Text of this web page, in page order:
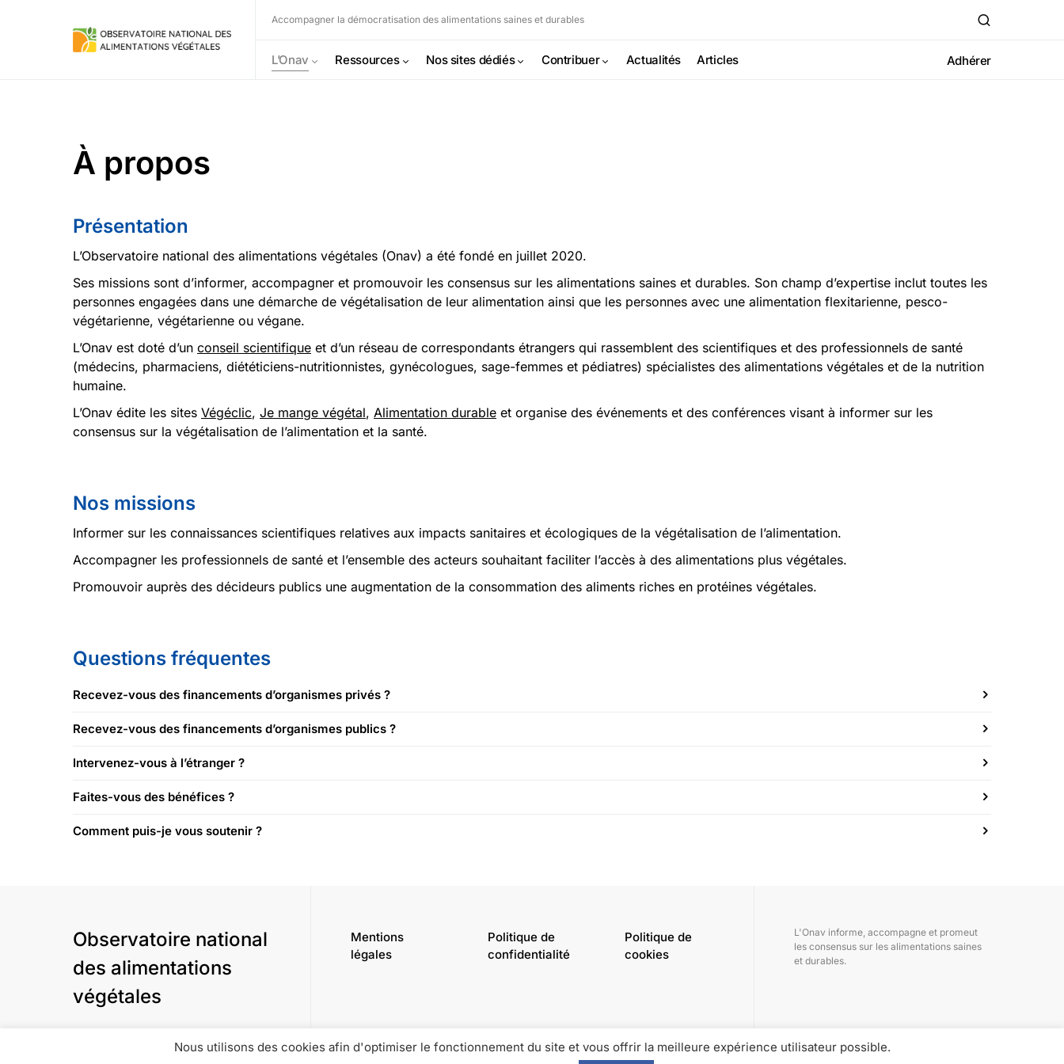
Accompagner la démocratisation des alimentations saines et durables
L’Onav Ressources Nos sites dédiés Contribuer Actualités Articles Adhérer
À propos
Présentation
L’Observatoire national des alimentations végétales (Onav) a été fondé en juillet 2020.
Ses missions sont d’informer, accompagner et promouvoir les consensus sur les alimentations saines et durables. Son champ d’expertise inclut toutes les
personnes engagées dans une démarche de végétalisation de leur alimentation ainsi que les personnes avec une alimentation flexitarienne, pesco-
végétarienne, végétarienne ou végane.
L’Onav est doté d’un conseil scientifique et d’un réseau de correspondants étrangers qui rassemblent des scientifiques et des professionnels de santé
(médecins, pharmaciens, diététiciens-nutritionnistes, gynécologues, sage-femmes et pédiatres) spécialistes des alimentations végétales et de la nutrition
humaine.
L’Onav édite les sites Végéclic, Je mange végétal, Alimentation durable et organise des événements et des conférences visant à informer sur les
consensus sur la végétalisation de l’alimentation et la santé.
Nos missions
Informer sur les connaissances scientifiques relatives aux impacts sanitaires et écologiques de la végétalisation de l’alimentation.
Accompagner les professionnels de santé et l’ensemble des acteurs souhaitant faciliter l’accès à des alimentations plus végétales.
Promouvoir auprès des décideurs publics une augmentation de la consommation des aliments riches en protéines végétales.
Questions fréquentes
Recevez-vous des financements d’organismes privés ?
Recevez-vous des financements d’organismes publics ?
Intervenez-vous à l’étranger ?
Faites-vous des bénéfices ?
Comment puis-je vous soutenir ?
Observatoire national
des alimentations
végétales
Mentions
légales
Politique de
confidentialité
Politique de
cookies
L'Onav informe, accompagne et promeut
les consensus sur les alimentations saines
et durables.
Nous utilisons des cookies afin d'optimiser le fonctionnement du site et vous offrir la meilleure expérience utilisateur possible.